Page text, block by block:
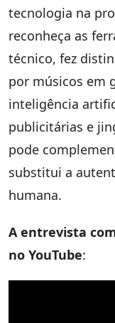
tecnologia na
reconheça as
técnico, fez
por músicos em
inteligência
publicitárias e
pode
substitui a
humana.
A entrevista
no YouTube: